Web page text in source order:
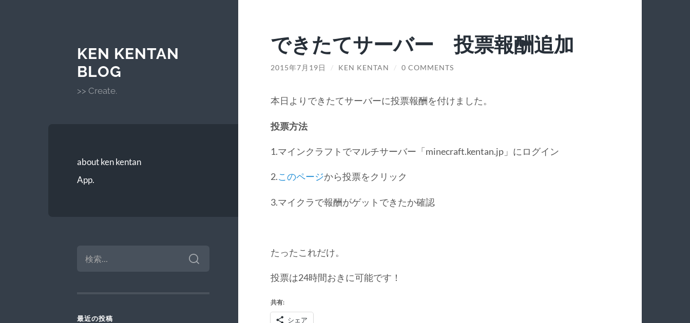
KEN KENTAN
BLOG
>> Create.
about ken kentan
App.
索:
最近の投稿
できたてサーバー 投票報酬追加
2015年7月19日 / KEN KENTAN / 0 COMMENTS
本日よりできたてサーバーに投票報酬を付けました。
投票方法
1.マインクラフトでマルチサーバー「minecraft.kentan.jp」にログイン
2.このページから投票をクリック
3.マイクラで報酬がゲットできたか確認
たったこれだけ。
投票は24時間おきに可能です！
共有:
シェア